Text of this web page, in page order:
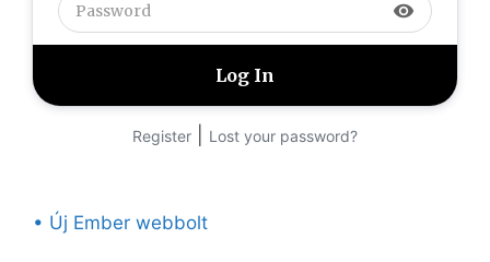
visibility
Register Lost your password?
• Új Ember webbolt